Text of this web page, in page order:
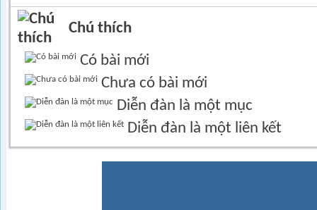
Chú thích
Có bài mới
Chưa có bài mới
Diễn đàn là một mục
Diễn đàn là một liên kết